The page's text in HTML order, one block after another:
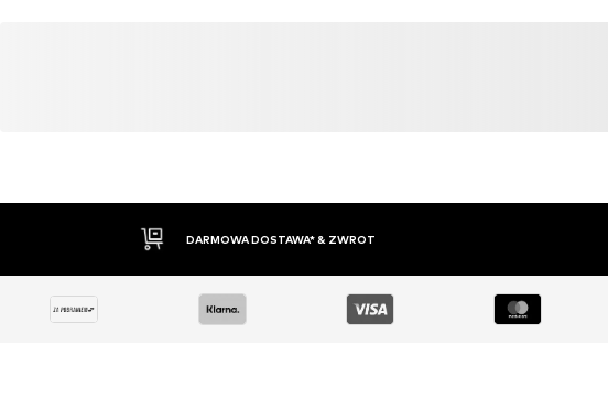
30 DNI NA ZWROT TOWARU